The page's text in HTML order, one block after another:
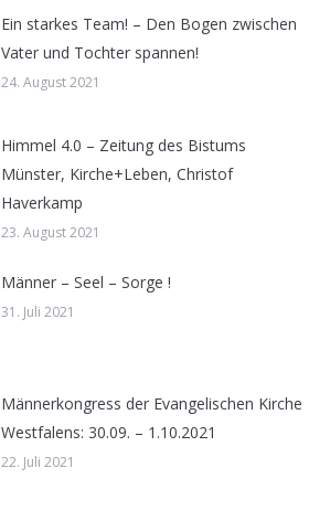
Ein starkes Team! – Den Bogen zwischen
Vater und Tochter spannen!
24. August 2021
Himmel 4.0 – Zeitung des Bistums
Münster, Kirche+Leben, Christof
Haverkamp
23. August 2021
Männer – Seel – Sorge !
31. Juli 2021
Männerkongress der Evangelischen Kirche
Westfalens: 30.09. – 1.10.2021
22. Juli 2021